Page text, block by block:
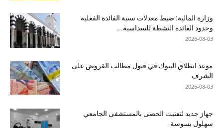
وزارة المالية: ضبط معدلات نسبة الفائدة الفعلية
وحدود الفائدة النشطة للسداسية...
2026-08-03
موعد انطلاق البنوك في قبول مطالب القروض على
الشرف
2026-08-03
جهاز جديد لتفتيت الحصى بالمستشفى الجامعي
سهلول بسوسة